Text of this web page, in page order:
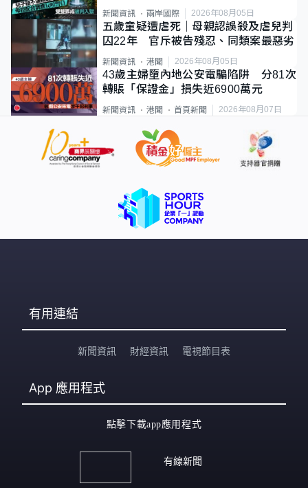
新聞資訊 兩岸國際 2026年08月05日
五歲童疑遭虐死｜母親認誤殺及虐兒判
囚22年 官斥被告殘忍、同類案最惡劣
新聞資訊 港聞 2026年08月05日
43歲主婦墮內地公安電騙陷阱 分81次
轉賬「保證金」損失近6900萬元
新聞資訊 港聞 首頁新聞 2026年08月07日
有用連結
新聞資訊 財經資訊 電視節目表
App 應用程式
點擊下載app應用程式
有線新聞